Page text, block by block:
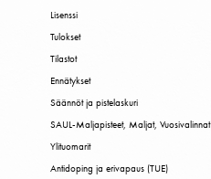
Lisenssi
Tulokset
Tilastot
Ennätykset
Säännöt ja pistelaskuri
SAUL-Maljapisteet, Maljat, Vuosivalinnat
Ylituomarit
Antidoping ja erivapaus (TUE)